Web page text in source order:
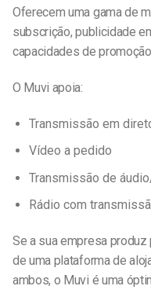
Oferecem uma gama de
subscrição, publicidade
capacidades de
O Muvi apoia:
Transmissão em
Vídeo a pedido
Transmissão de
Rádio com
Se a sua empresa
de uma plataforma de
ambos, o Muvi é uma